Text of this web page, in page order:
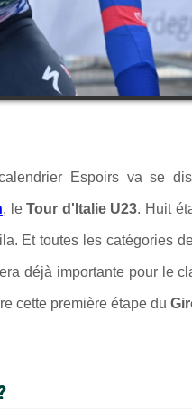
Espoirs va se
, leTour d'Italie U23. Huit
Et toutes les catégories
déjà importante pour le
cette première étape du